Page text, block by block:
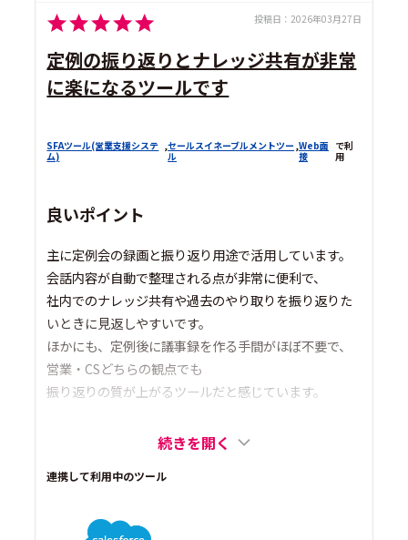
投稿日： 2026年03月27日
定例の振り返りとナレッジ共有が非常
に楽になるツールです
SFAツール(営業支援システ
ム)
,セールスイネーブルメントツー
ル
,Web面
接
で利
用
良いポイント
主に定例会の録画と振り返り用途で活用しています。
会話内容が自動で整理される点が非常に便利で、
社内でのナレッジ共有や過去のやり取りを振り返りた
いときに見返しやすいです。
ほかにも、定例後に議事録を作る手間がほぼ不要で、
営業・CSどちらの観点でも
振り返りの質が上がるツールだと感じています。
続きを開く
連携して利用中のツール